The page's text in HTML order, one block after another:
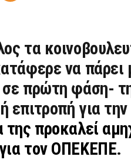
τα
να
σε πρώτη φάση-
επιτροπή για
της προκαλεί
τον ΟΠΕΚΕΠΕ.